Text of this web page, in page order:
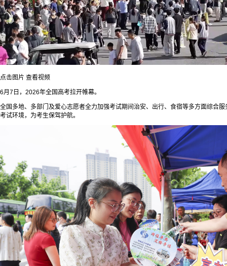
点击图片 查看视频
6月7日，2026年全国高考拉开帷幕。
全国多地、多部门及爱心志愿者全力加强考试期间治安、出行、食宿等多方面综合
考试环境，为考生保驾护航。